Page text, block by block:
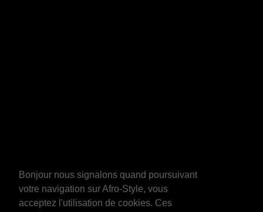
Bonjour nous signalons quand poursuivant
votre navigation sur Afro-Style, vous
acceptez l'utilisation de cookies. Ces